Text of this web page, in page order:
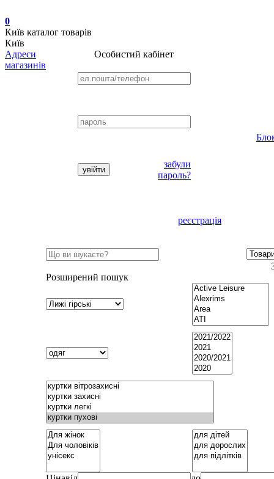
0
Київ каталог товарів
Київ
Адреси
магазинів
Особистий кабінет
забули
пароль?
реєстрація
Розширений пошук